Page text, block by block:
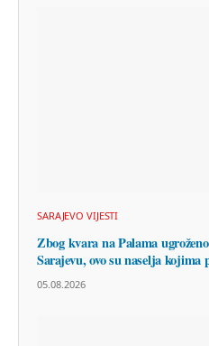
SARAJEVO VIJESTI
Zbog kvara na Palama
Sarajevu, ovo su naselja kojima
05.08.2026